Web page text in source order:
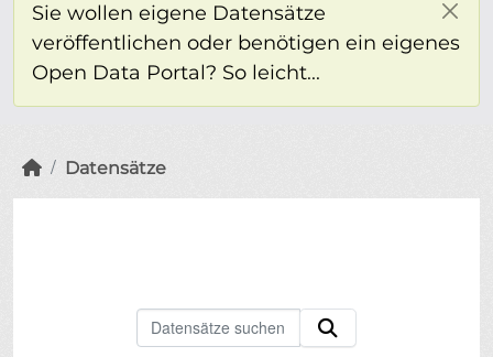
Sie wollen eigene Datensätze
veröffentlichen oder benötigen ein eigenes
Open Data Portal? So leicht...
Datensätze